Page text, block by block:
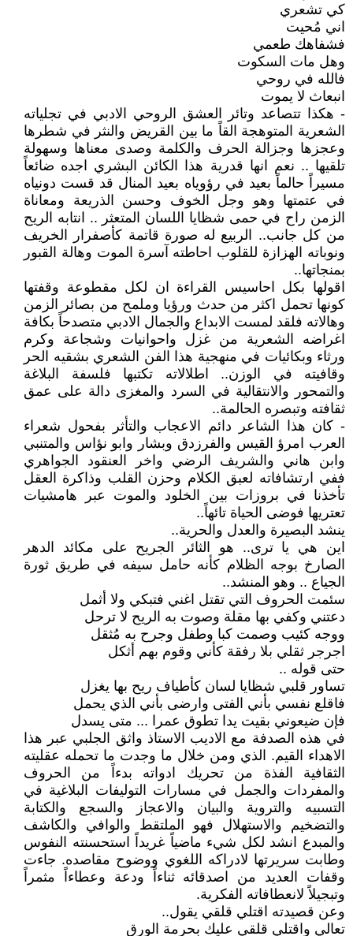
كي تشعري
اني مُحيت
فشفاهك طعمي
وهل مات السكوت
فالله في روحي
انبعاث لا يموت
- هكذا تتصاعد وتائر العشق الروحي الادبي في تجلياته
الشعرية المتوهجة القاً ما بين القريض والنثر في شطرها
وعجزها وجزالة الحرف والكلمة وصدى معناها وسهولة
تلقيها .. نعم انها قدرية هذا الكائن البشري اجده ضائعاً
مسيراً حالماً بعيد في رؤوياه بعيد المنال قد قست دونياه
في عتمتها وهو وجل الخوف وحسن الذريعة ومعاناة
الزمن راح في حمى شظايا اللسان المتعثر .. انتابه الريح
من كل جانب.. الربيع له صورة قاتمة كأصفرار الخريف
ونوباته الهزازة للقلوب احاطته آسرة الموت وهالة القبور
بمنجاتها..
اقولها بكل احاسيس القراءة ان لكل مقطوعة وقفتها
كونها تحمل اكثر من حدث ورؤيا وملمح من بصائر الزمن
وهالاته فلقد لمست الابداع والجمال الادبي متصدحاً بكافة
اغراضه الشعرية من غزل واحوانيات وشجاعة وكرم
ورثاء وبكائيات في منهجية هذا الفن الشعري بشقيه الحر
وقافيته في الوزن.. اطلالاته تكتبها فلسفة البلاغة
والتمحور والانتقالية في السرد والمغزى دالة على عمق
ثقافته وتبصره الحالمة..
- كان هذا الشاعر دائم الاعجاب والتأثر بفحول شعراء
العرب امرؤ القيس والفرزدق وبشار وابو نؤاس والمتنبي
وابن هاني والشريف الرضي واخر العنقود الجواهري
ففي ارتشافاته لعبق الكلام وحزن القلب وذاكرة العقل
تأخذنا في بروزات بين الخلود والموت عبر هامشيات
تعتريها فوضى الحياة تائهاً..
ينشد البصيرة والعدل والحرية..
اين هي يا ترى.. هو الثائر الجريح على مكائد الدهر
الصارخ بوجه الظلام كأنه حامل سيفه في طريق ثورة
الجياع .. وهو المنشد..
سئمت الحروف التي تقتل اغني فتبكي ولا أثمل
دعتني وكفي بها مقلة وصوت به الريح لا ترحل
ووجه كئيب وصمت كبا وطفل وجرح به مُثقل
اجرجر ثقلي بلا رفقة كأني وقوم بهم أثكل
حتى قوله ..
تساور قلبي شظايا لسان كأطياف ريح بها يغزل
فاقلع نفسي بأني الفتى وارضى بأني الذي يحمل
فإن ضيعوني بقيت يدا تطوق عمرا ... متى يسدل
في هذه الصدفة مع الاديب الاستاذ واثق الجلبي عبر هذا
الاهداء القيم. الذي ومن خلال ما وجدت ما تحمله عقليته
الثقافية الفذة من تحريك ادواته بدءاً من الحروف
والمفردات والجمل في مسارات التوليفات البلاغية في
التسبيه والتروية والبيان والاعجاز والسجع والكتابة
والتضخيم والاستهلال فهو الملتقط والوافي والكاشف
والمبدع انشد لكل شيء ماضياً غريداً استحسنته النفوس
وطابت سريرتها لادراكه اللغوي ووضوح مقاصده. جاءت
وقفات العديد من اصدقائه ثناءاً ودعة وعطاءاً مثمراً
وتبجيلاً لانعطافاته الفكرية.
وعن قصيدته اقتلي قلقي يقول..
تعالي واقتلي قلقي عليك بحرمة الورق